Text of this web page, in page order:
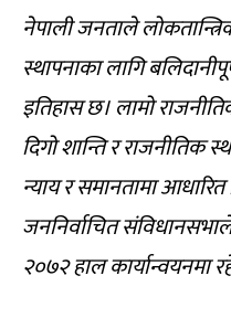
नेपाली जनताले
स्थापनाका लागि
इतिहास छ। लामो
दिगो शान्ति र राजनीतिक
न्याय र समानतामा
जननिर्वाचित
२०७२ हाल कार्यान्वयनमा